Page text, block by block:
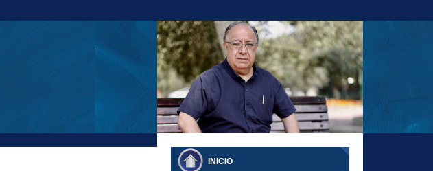
FERNANDO TUESTA SUPLEMENTO
DOMINGO INICIO